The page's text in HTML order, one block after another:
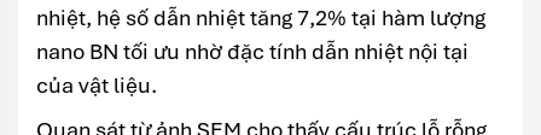
nhiệt, hệ số dẫn nhiệt tăng 7,2% tại hàm lượng
nano BN tối ưu nhờ đặc tính dẫn nhiệt nội tại
của vật liệu.